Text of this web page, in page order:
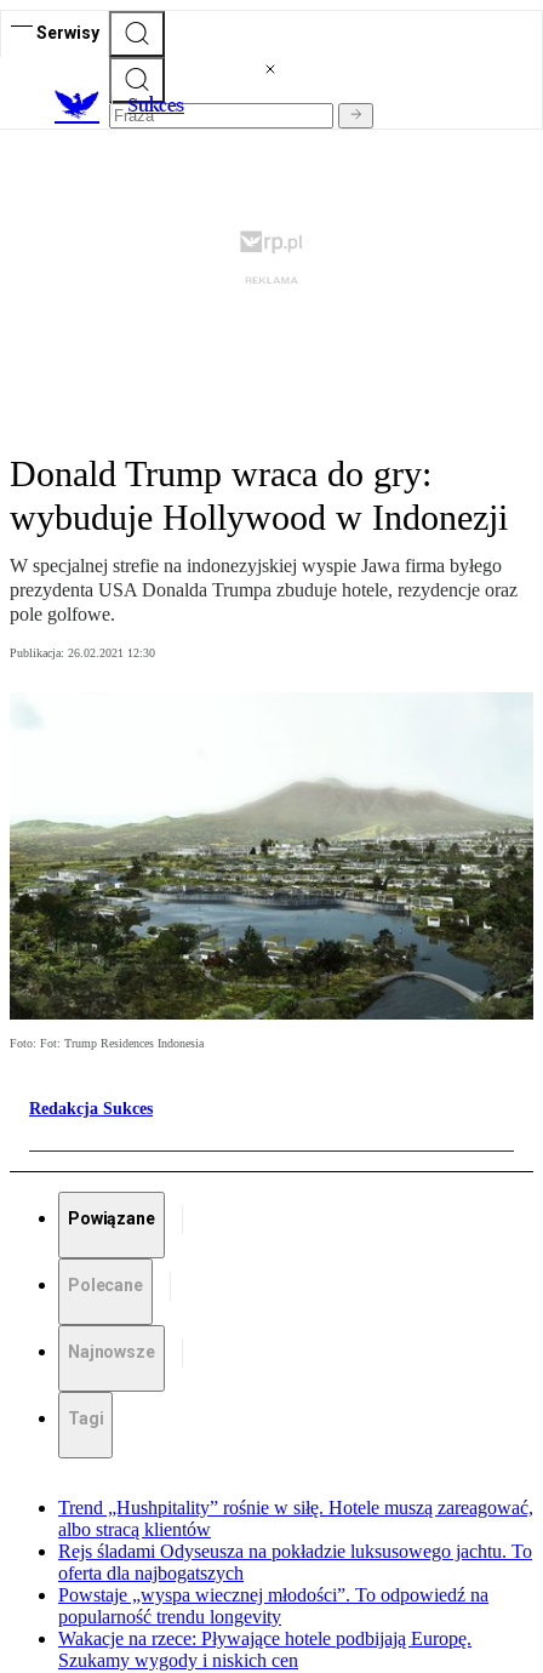
Serwisy
Sukces
Donald Trump wraca do gry:
wybuduje Hollywood w Indonezji
W specjalnej strefie na indonezyjskiej wyspie Jawa firma byłego
prezydenta USA Donalda Trumpa zbuduje hotele, rezydencje oraz
pole golfowe.
Publikacja: 26.02.2021 12:30
Foto: Fot: Trump Residences Indonesia
Redakcja Sukces
Powiązane
Polecane
Najnowsze
Tagi
Trend „Hushpitality” rośnie w siłę. Hotele muszą zareagować,
albo stracą klientów
Rejs śladami Odyseusza na pokładzie luksusowego jachtu. To
oferta dla najbogatszych
Powstaje „wyspa wiecznej młodości”. To odpowiedź na
popularność trendu longevity
Wakacje na rzece: Pływające hotele podbijają Europę.
Szukamy wygody i niskich cen